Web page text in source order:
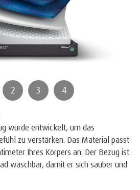
2 3 4
wurde entwickelt, um das
zu verstärken. Das Material passt
Ihres Körpers an. Der Bezug ist
waschbar, damit er sich sauber und